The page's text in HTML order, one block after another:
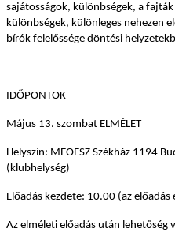
sajátosságok, különbségek, a
különbségek, különleges nehezen
bírók felelőssége döntési
IDŐPONTOK
Május 13. szombat ELMÉLET
Helyszín: MEOESZ Székház 1194
(klubhelység)
Előadás kezdete: 10.00 (az
Az elméleti előadás után lehetőség